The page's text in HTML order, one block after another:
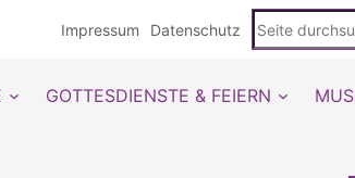
Impressum Datenschutz
Seite
GOTTESDIENSTE & FEIERN